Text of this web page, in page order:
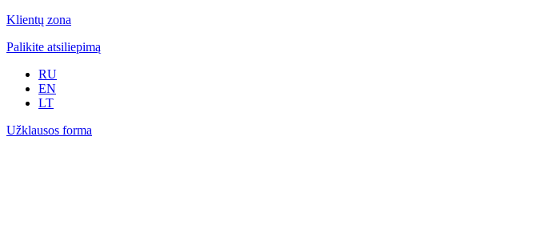
Klientų zona
Palikite atsiliepimą
RU
EN
LT
Užklausos forma